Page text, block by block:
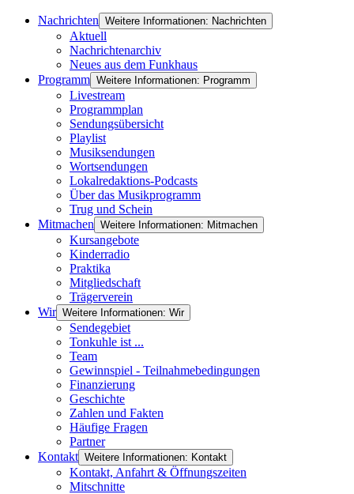
Nachrichten Weitere Informationen: Nachrichten
Aktuell
Nachrichtenarchiv
Neues aus dem Funkhaus
Programm Weitere Informationen: Programm
Livestream
Programmplan
Sendungsübersicht
Playlist
Musiksendungen
Wortsendungen
Lokalredaktions-Podcasts
Über das Musikprogramm
Trug und Schein
Mitmachen Weitere Informationen: Mitmachen
Kursangebote
Kinderradio
Praktika
Mitgliedschaft
Trägerverein
Wir Weitere Informationen: Wir
Sendegebiet
Tonkuhle ist ...
Team
Gewinnspiel - Teilnahmebedingungen
Finanzierung
Geschichte
Zahlen und Fakten
Häufige Fragen
Partner
Kontakt Weitere Informationen: Kontakt
Kontakt, Anfahrt & Öffnungszeiten
Mitschnitte